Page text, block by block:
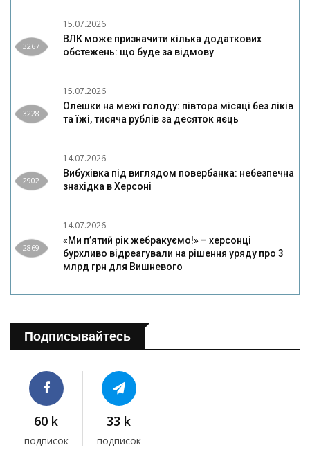
3267
15.07.2026
ВЛК може призначити кілька додаткових
обстежень: що буде за відмову
3228
15.07.2026
Олешки на межі голоду: півтора місяці без ліків
та їжі, тисяча рублів за десяток яєць
2902
14.07.2026
Вибухівка під виглядом повербанка: небезпечна
знахідка в Херсоні
2869
14.07.2026
«Ми п’ятий рік жебракуємо!» – херсонці
бурхливо відреагували на рішення уряду про 3
млрд грн для Вишневого
Подписывайтесь
60 k
подписок
33 k
подписок